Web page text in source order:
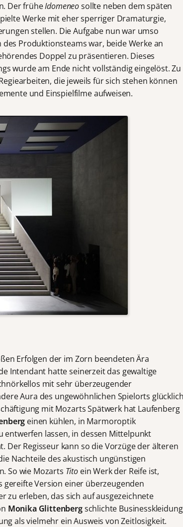
Der früheIdomeneosollte neben dem späten
Werke mit eher sperriger Dramaturgie,
stellen. Die Aufgabe nun war umso
Produktionsteams war, beide Werke an
Doppel zu präsentieren. Dieses
wurde am Ende nicht vollständig eingelöst. Zu
die jeweils für sich stehen können
und Einspielfilme aufweisen.
Erfolgen der im Zorn beendeten Ära
Intendant hatte seinerzeit das gewaltige
mit sehr überzeugender
Aura des ungewöhnlichen Spielorts glücklich
mit Mozarts Spätwerk hat Laufenberg
einen kühlen, in Marmoroptik
lassen, in dessen Mittelpunkt
Der Regisseur kann so die Vorzüge der älteren
Nachteile des akustisch ungünstigen
So wie Mozarts Tito ein Werk der Reife ist,
gereifte Version einer überzeugenden
zu erleben, das sich auf ausgezeichnete
Monika Glittenbergschlichte Businesskleidung
als vielmehr ein Ausweis von Zeitlosigkeit.